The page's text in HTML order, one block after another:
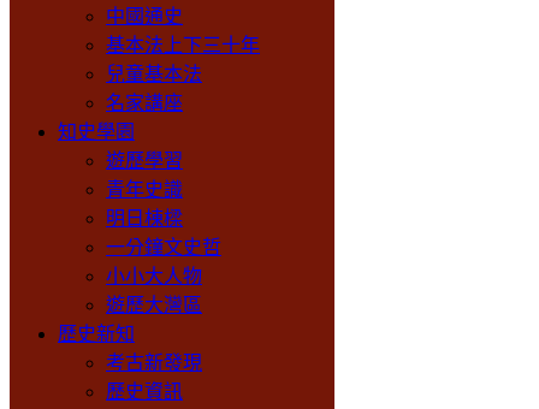
中國通史
基本法上下三十年
兒童基本法
名家講座
知史學園
遊歷學習
青年史識
明日棟樑
一分鐘文史哲
小小大人物
遊歷大灣區
歷史新知
考古新發現
歷史資訊